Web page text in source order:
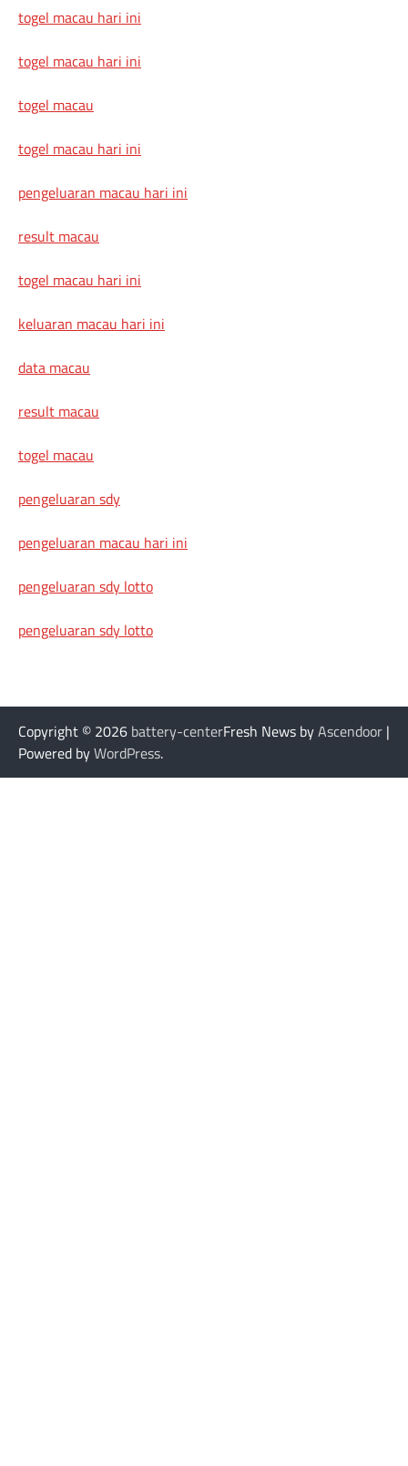
togel macau hari ini
togel macau hari ini
togel macau
togel macau hari ini
pengeluaran macau hari ini
result macau
togel macau hari ini
keluaran macau hari ini
data macau
result macau
togel macau
pengeluaran sdy
pengeluaran macau hari ini
pengeluaran sdy lotto
pengeluaran sdy lotto
Copyright © 2026 battery-centerFresh News byAscendoor |
Powered byWordPress.